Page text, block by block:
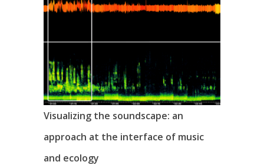
Visualizing the soundscape: an
approach at the interface of music
and ecology